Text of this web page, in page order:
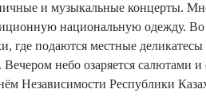
и музыкальные концерты.
национальную одежду.
где подаются местные
Вечером небо озаряется салютами
Независимости Республики